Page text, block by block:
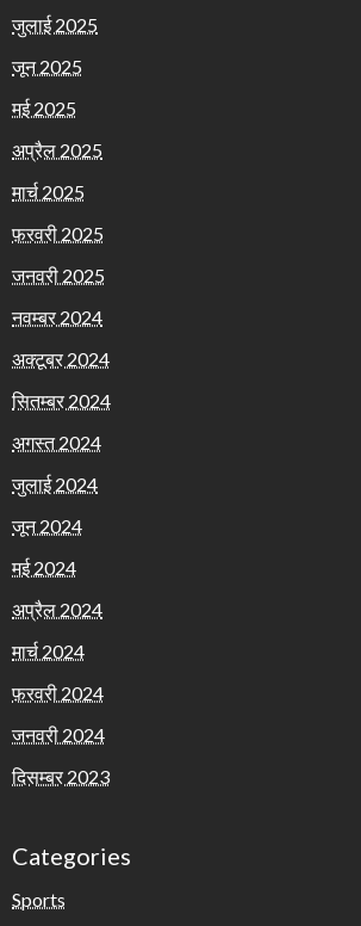
जुलाई 2025
जून 2025
मई 2025
अप्रैल 2025
मार्च 2025
फ़रवरी 2025
जनवरी 2025
नवम्बर 2024
अक्टूबर 2024
सितम्बर 2024
अगस्त 2024
जुलाई 2024
जून 2024
मई 2024
अप्रैल 2024
मार्च 2024
फ़रवरी 2024
जनवरी 2024
दिसम्बर 2023
Categories
Sports